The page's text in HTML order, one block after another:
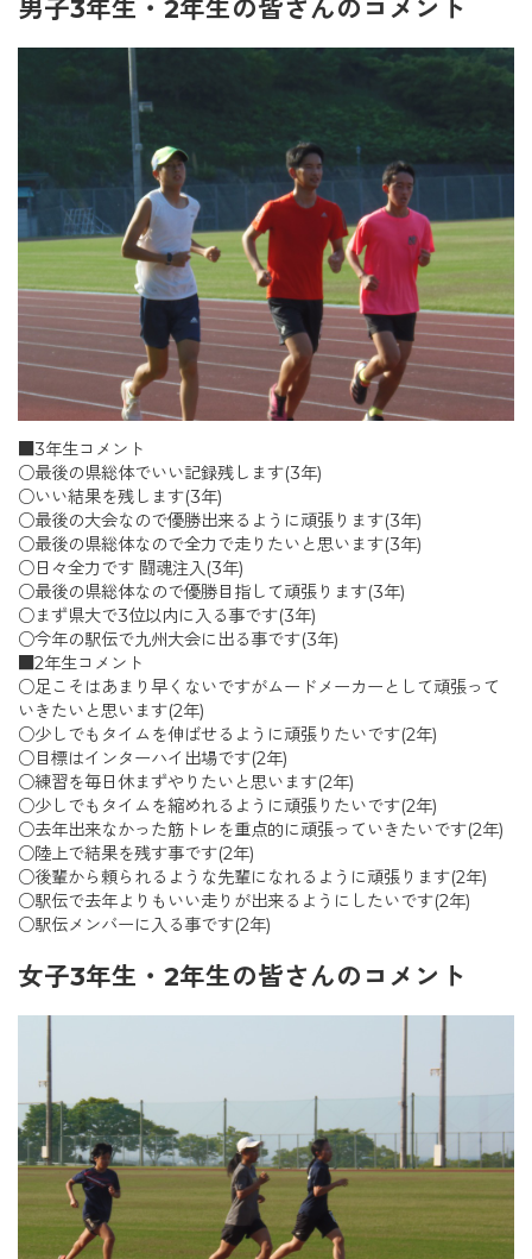
男子3年生・2年生の皆さんのコメント
■3年生コメント
○最後の県総体でいい記録残します(3年)
○いい結果を残します(3年)
○最後の大会なので優勝出来るように頑張ります(3年)
○最後の県総体なので全力で走りたいと思います(3年)
○日々全力です 闘魂注入(3年)
○最後の県総体なので優勝目指して頑張ります(3年)
○まず県大で3位以内に入る事です(3年)
○今年の駅伝で九州大会に出る事です(3年)
■2年生コメント
○足こそはあまり早くないですがムードメーカーとして頑張って
いきたいと思います(2年)
○少しでもタイムを伸ばせるように頑張りたいです(2年)
○目標はインターハイ出場です(2年)
○練習を毎日休まずやりたいと思います(2年)
○少しでもタイムを縮めれるように頑張りたいです(2年)
○去年出来なかった筋トレを重点的に頑張っていきたいです(2年)
○陸上で結果を残す事です(2年)
○後輩から頼られるような先輩になれるように頑張ります(2年)
○駅伝で去年よりもいい走りが出来るようにしたいです(2年)
○駅伝メンバーに入る事です(2年)
女子3年生・2年生の皆さんのコメント